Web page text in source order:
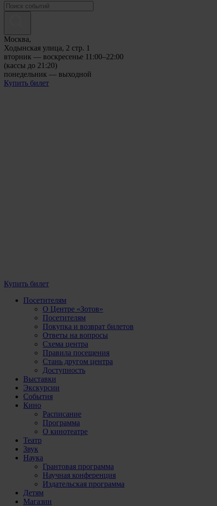
Москва,
Ходынская улица, 2 стр. 1
вторник — воскресенье 11:00–22:00
(кассы до 21:20)
понедельник — выходной
Купить билет
Купить билет
Посетителям
О Центре «Зотов»
Посетителям
Покупка и возврат билетов
Ответы на вопросы
Схема центра
Правила посещения
Стань другом центра
Доступность
Выставки
Экскурсии
События
Кино
Расписание
Программа
О кинотеатре
Театр
Звук
Наука
Грантовая программа
Научная конференция
Издательская программа
Детям
Магазин